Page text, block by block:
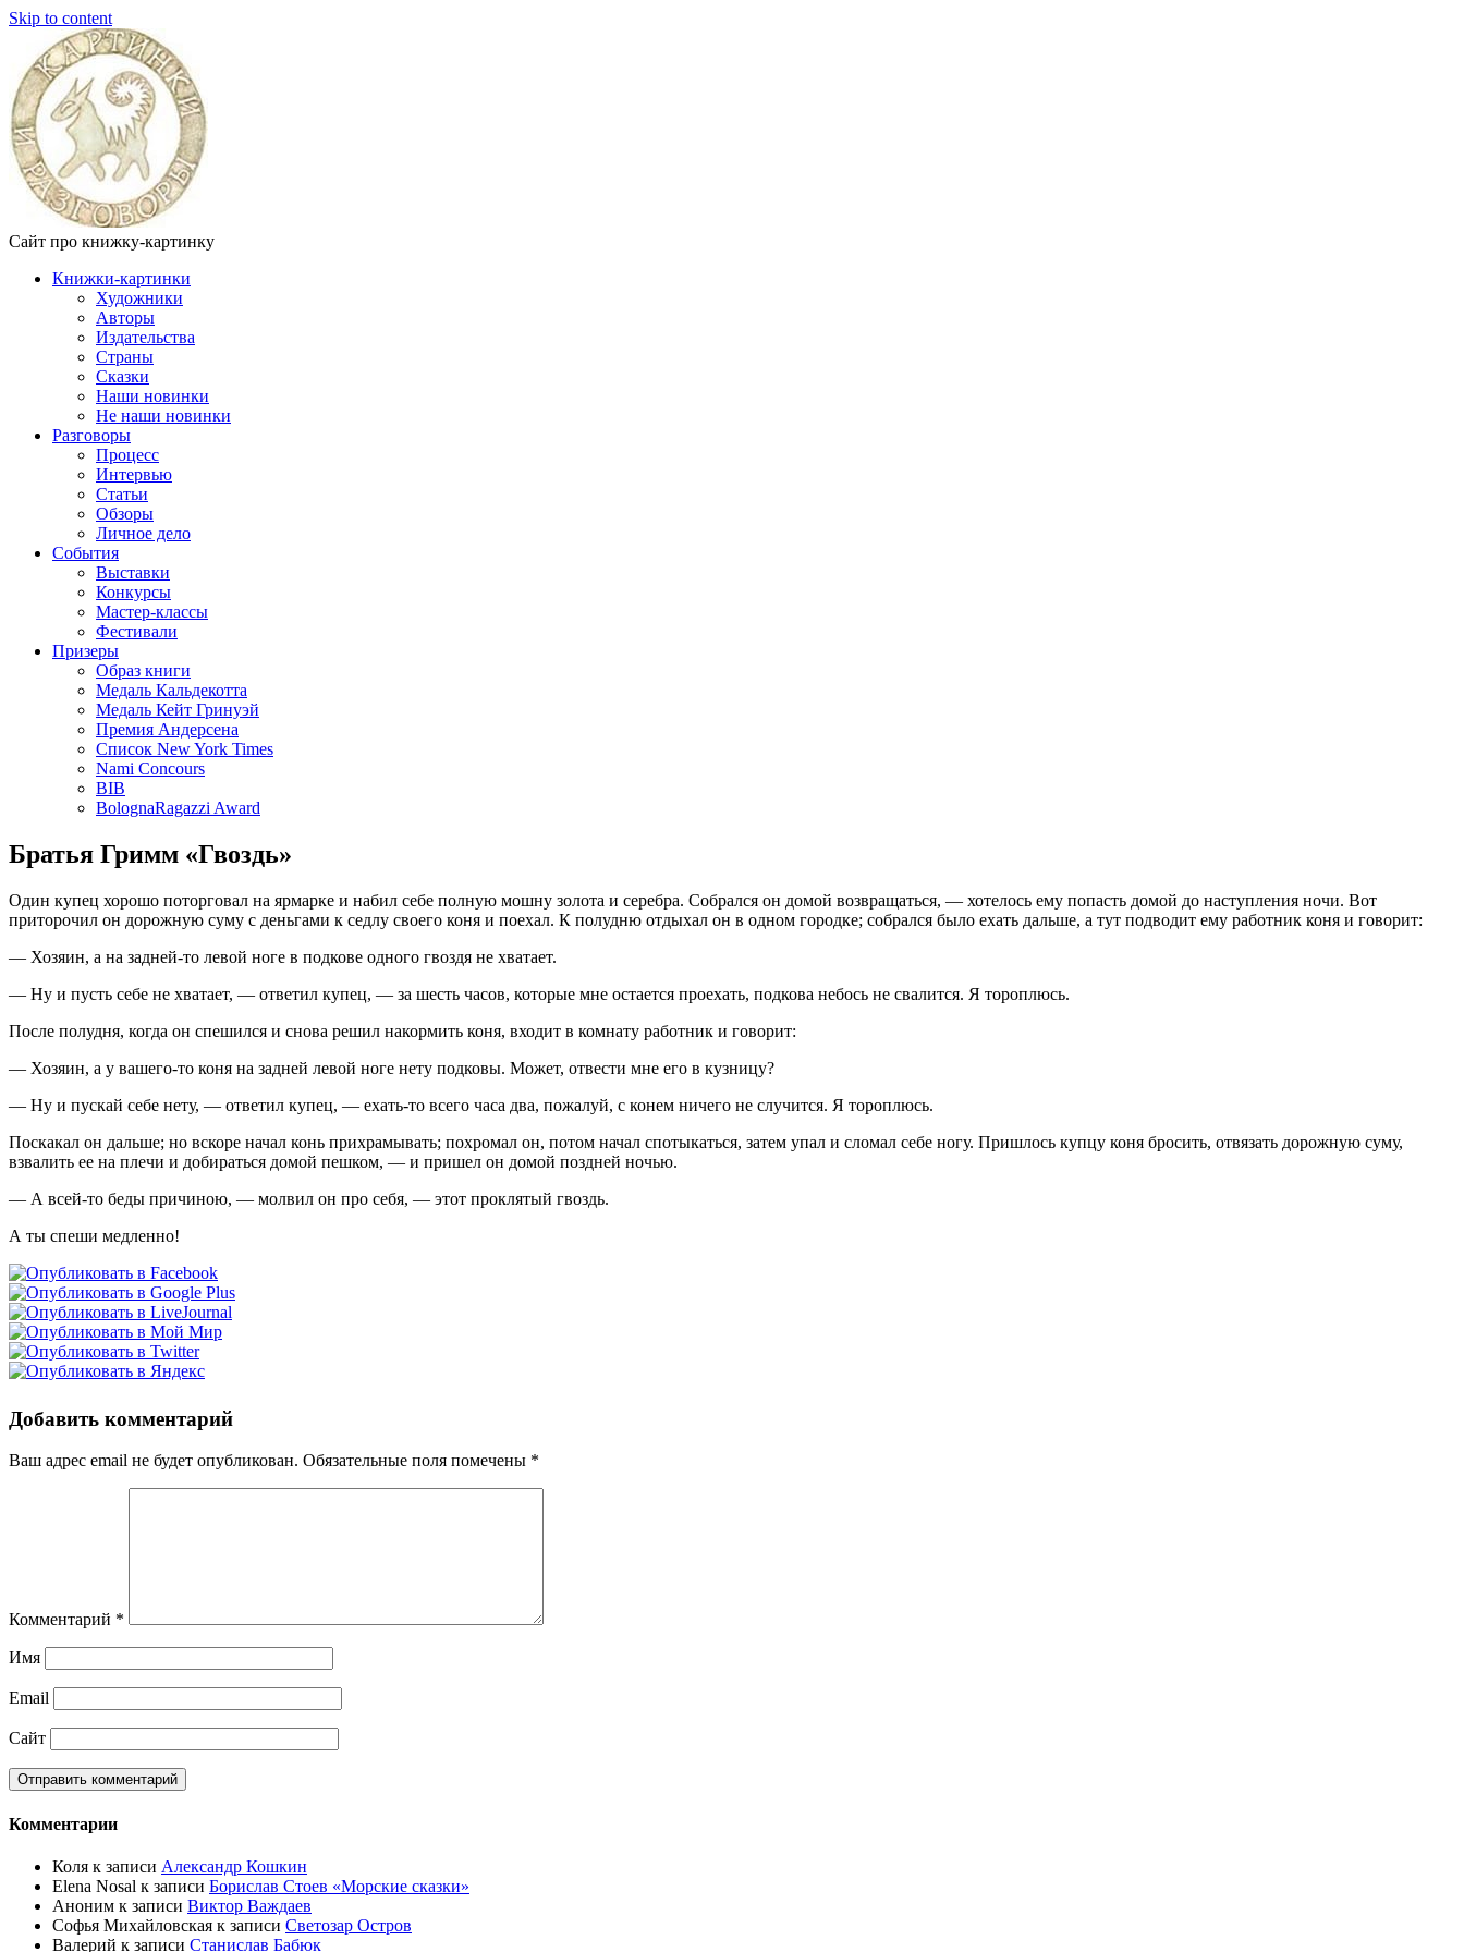
Skip to content
Сайт про книжку-картинку
Книжки-картинки
Художники
Авторы
Издательства
Страны
Сказки
Наши новинки
Не наши новинки
Разговоры
Процесс
Интервью
Статьи
Обзоры
Личное дело
События
Выставки
Конкурсы
Мастер-классы
Фестивали
Призеры
Образ книги
Медаль Кальдекотта
Медаль Кейт Гринуэй
Премия Андерсена
Список New York Times
Nami Concours
BIB
BolognaRagazzi Award
Братья Гримм «Гвоздь»
Один купец хорошо поторговал на ярмарке и набил себе полную мошну золота и серебра. Собрался он домой возвращаться, — хотелось ему попасть домой до наступления ночи. Вот
приторочил он дорожную суму с деньгами к седлу своего коня и поехал. К полудню отдыхал он в одном городке; собрался было ехать дальше, а тут подводит ему работник коня и говорит:
— Хозяин, а на задней-то левой ноге в подкове одного гвоздя не хватает.
— Ну и пусть себе не хватает, — ответил купец, — за шесть часов, которые мне остается проехать, подкова небось не свалится. Я тороплюсь.
После полудня, когда он спешился и снова решил накормить коня, входит в комнату работник и говорит:
— Хозяин, а у вашего-то коня на задней левой ноге нету подковы. Может, отвести мне его в кузницу?
— Ну и пускай себе нету, — ответил купец, — ехать-то всего часа два, пожалуй, с конем ничего не случится. Я тороплюсь.
Поскакал он дальше; но вскоре начал конь прихрамывать; похромал он, потом начал спотыкаться, затем упал и сломал себе ногу. Пришлось купцу коня бросить, отвязать дорожную суму,
взвалить ее на плечи и добираться домой пешком, — и пришел он домой поздней ночью.
— А всей-то беды причиною, — молвил он про себя, — этот проклятый гвоздь.
А ты спеши медленно!
Добавить комментарий
Ваш адрес email не будет опубликован. Обязательные поля помечены *
Комментарий *
Имя
Email
Сайт
Комментарии
Коля к записи Александр Кошкин
Elena Nosal к записи Борислав Стоев «Морские сказки»
Аноним к записи Виктор Важдаев
Софья Михайловская к записи Светозар Остров
Валерий к записи Станислав Бабюк